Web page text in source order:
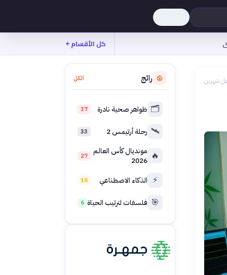
كل الأقسام
شهرين رائج الكل
🗂️ ظواهر صحية نادرة 37
🛰️ رحلة أرتيمس 2 33
🔥 مونديال كأس العالم
2026
27
⚡ الذكاء الاصطناعي 18
🎯 فلسفات لترتيب الحياة 6